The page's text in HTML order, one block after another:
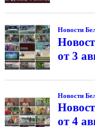
Новости
от 3
Новости
от 4